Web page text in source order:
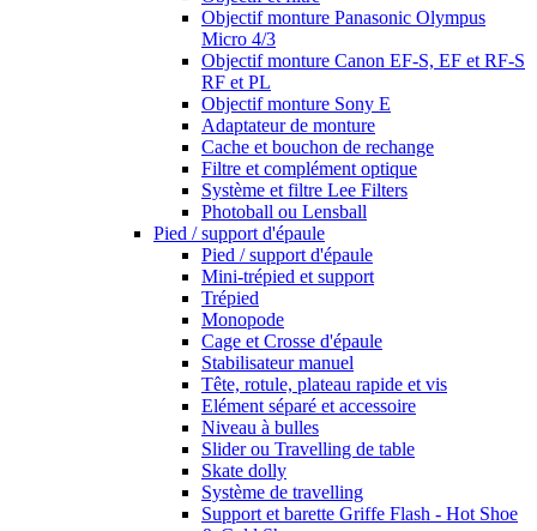
Objectif monture Panasonic Olympus
Micro 4/3
Objectif monture Canon EF-S, EF et RF-S
RF et PL
Objectif monture Sony E
Adaptateur de monture
Cache et bouchon de rechange
Filtre et complément optique
Système et filtre Lee Filters
Photoball ou Lensball
Pied / support d'épaule
Pied / support d'épaule
Mini-trépied et support
Trépied
Monopode
Cage et Crosse d'épaule
Stabilisateur manuel
Tête, rotule, plateau rapide et vis
Elément séparé et accessoire
Niveau à bulles
Slider ou Travelling de table
Skate dolly
Système de travelling
Support et barette Griffe Flash - Hot Shoe